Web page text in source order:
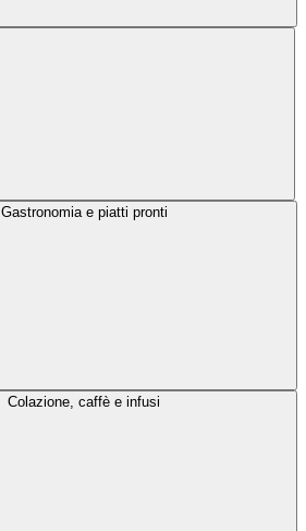
Gastronomia e piatti pronti
Colazione, caffè e infusi